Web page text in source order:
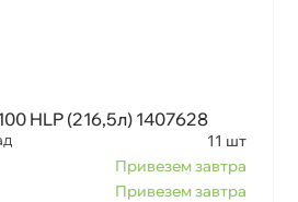
HLP (216,5л) 1407628
11 шт
Привезем завтра
Привезем завтра